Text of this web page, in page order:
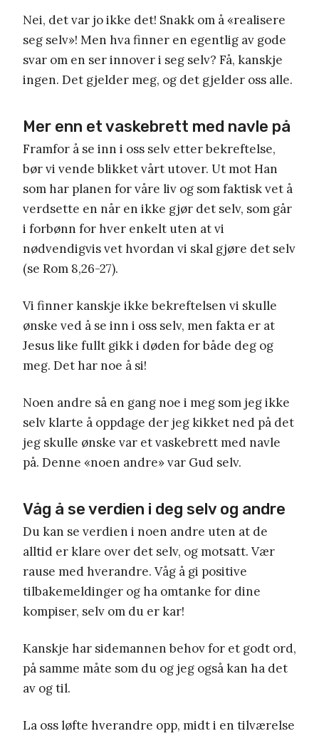
Nei, det var jo ikke det! Snakk om å «realisere
seg selv»! Men hva finner en egentlig av gode
svar om en ser innover i seg selv? Få, kanskje
ingen. Det gjelder meg, og det gjelder oss alle.
Mer enn et vaskebrett med navle på
Framfor å se inn i oss selv etter bekreftelse,
bør vi vende blikket vårt utover. Ut mot Han
som har planen for våre liv og som faktisk vet å
verdsette en når en ikke gjør det selv, som går
i forbønn for hver enkelt uten at vi
nødvendigvis vet hvordan vi skal gjøre det selv
(se Rom 8,26-27).
Vi finner kanskje ikke bekreftelsen vi skulle
ønske ved å se inn i oss selv, men fakta er at
Jesus like fullt gikk i døden for både deg og
meg. Det har noe å si!
Noen andre så en gang noe i meg som jeg ikke
selv klarte å oppdage der jeg kikket ned på det
jeg skulle ønske var et vaskebrett med navle
på. Denne «noen andre» var Gud selv.
Våg å se verdien i deg selv og andre
Du kan se verdien i noen andre uten at de
alltid er klare over det selv, og motsatt. Vær
rause med hverandre. Våg å gi positive
tilbakemeldinger og ha omtanke for dine
kompiser, selv om du er kar!
Kanskje har sidemannen behov for et godt ord,
på samme måte som du og jeg også kan ha det
av og til.
La oss løfte hverandre opp, midt i en tilværelse